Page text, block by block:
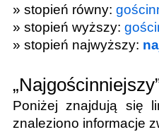
» stopień równy:
» stopień wyższy:
» stopień najwyższy:
Poniżej znajdują się
znaleziono informacje